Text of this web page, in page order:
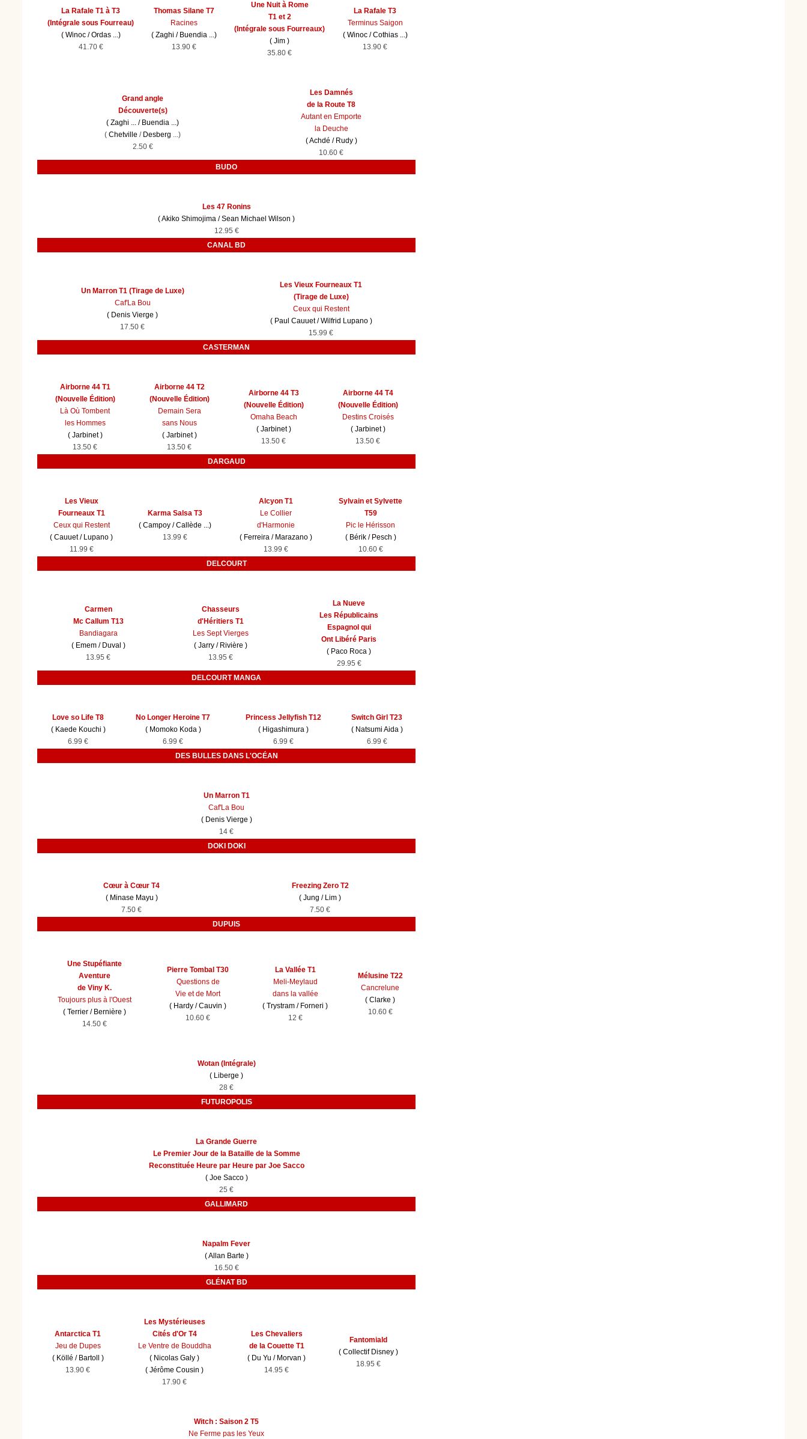
La Rafale T1 à T3
(Intégrale sous Fourreau)
( Winoc /Ordas ...)
41.70 €
Thomas Silane T7
Racines
( Zaghi / Buendia ...)
13.90 €
Une Nuit à Rome
T1 et 2
(Intégrale sous Fourreaux)
( Jim )
35.80 €
La Rafale T3
Terminus Saigon
( Winoc /Cothias ...)
13.90 €
Grand angle
Découverte(s)
( Zaghi ... / Buendia ...)
( Chetville / Desberg ...)
2.50 €
Les Damnés
de la Route T8
Autant en Emporte
la Deuche
(Achdé / Rudy )
10.60 €
BUDO
Les 47 Ronins
(Akiko Shimojima /Sean Michael Wilson )
12.95 €
CANAL BD
Un Marron T1 (Tirage de Luxe)
Caf'La Bou
( Denis Vierge )
17.50 €
Les Vieux Fourneaux T1
(Tirage de Luxe)
Ceux qui Restent
( Paul Cauuet/Wilfrid Lupano )
15.99 €
CASTERMAN
Airborne 44 T1
(Nouvelle Édition)
Là Où Tombent
les Hommes
( Jarbinet)
13.50 €
Airborne 44 T2
(Nouvelle Édition)
Demain Sera
sans Nous
( Jarbinet)
13.50 €
Airborne 44 T3
(Nouvelle Édition)
Omaha Beach
( Jarbinet)
13.50 €
Airborne 44 T4
(Nouvelle Édition)
Destins Croisés
( Jarbinet)
13.50 €
DARGAUD
Les Vieux
Fourneaux T1
Ceux qui Restent
( Cauuet/ Lupano )
11.99 €
Karma Salsa T3
( Campoy /Callède ...)
13.99 €
Alcyon T1
Le Collier
d'Harmonie
( Ferreira / Marazano )
13.99 €
Sylvain et Sylvette
T59
Pic le Hérisson
( Bérik / Pesch )
10.60 €
DELCOURT
Carmen
Mc Callum T13
Bandiagara
( Emem / Duval )
13.95 €
Chasseurs
d'Héritiers T1
Les Sept Vierges
( Jarry / Rivière )
13.95 €
La Nueve
Les Républicains
Espagnol qui
Ont Libéré Paris
( Paco Roca )
29.95 €
DELCOURT MANGA
Love so Life T8
( Kaede Kouchi )
6.99 €
No Longer Heroine T7
( Momoko Koda )
6.99 €
Princess Jellyfish T12
( Higashimura )
6.99 €
Switch Girl T23
( Natsumi Aida )
6.99 €
DES BULLES DANS L'OCÉAN
Un Marron T1
Caf'La Bou
( Denis Vierge )
14 €
DOKI DOKI
Cœur à Cœur T4
( Minase Mayu )
7.50 €
Freezing Zero T2
( Jung / Lim )
7.50 €
DUPUIS
Une Stupéfiante
Aventure
de Viny K.
Toujours plus à l'Ouest
( Terrier / Bernière )
14.50 €
Pierre Tombal T30
Questions de
Vie et de Mort
( Hardy /Cauvin )
10.60 €
La Vallée T1
Meli-Meylaud
dans la vallée
( Trystram / Forneri )
12 €
Mélusine T22
Cancrelune
( Clarke )
10.60 €
Wotan (Intégrale)
( Liberge )
28 €
FUTUROPOLIS
La Grande Guerre
Le Premier Jour de la Bataille de la Somme
Reconstituée Heure par Heure par Joe Sacco
( Joe Sacco )
25 €
GALLIMARD
Napalm Fever
(Allan Barte )
16.50 €
GLÉNAT BD
Antarctica T1
Jeu de Dupes
( Köllé / Bartoll )
13.90 €
Les Mystérieuses
Cités d'Or T4
Le Ventre de Bouddha
( Nicolas Galy )
( Jérôme Cousin )
17.90 €
Les Chevaliers
de la Couette T1
( Du Yu / Morvan )
14.95 €
Fantomiald
( Collectif Disney )
18.95 €
Witch : Saison 2 T5
Ne Ferme pas les Yeux